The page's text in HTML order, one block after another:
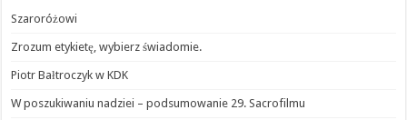
Szaroróżowi
Zrozum etykietę, wybierz świadomie.
Piotr Bałtroczyk w KDK
W poszukiwaniu nadziei – podsumowanie 29. Sacrofilmu